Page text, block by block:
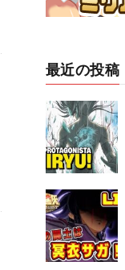
最近の投稿